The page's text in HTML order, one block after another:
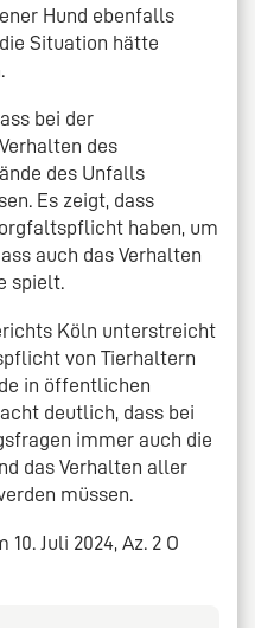
Hund ebenfalls
Situation hätte
bei der
des
des Unfalls
Es zeigt, dass
haben, um
auch das Verhalten
spielt.
Köln unterstreicht
von Tierhaltern
in öffentlichen
deutlich, dass bei
immer auch die
das Verhalten aller
müssen.
Juli 2024, Az. 2 O